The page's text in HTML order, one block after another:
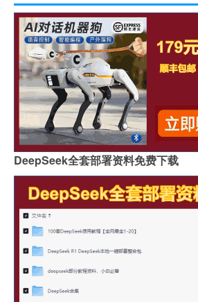
DeepSeek全套部署资料免费下载